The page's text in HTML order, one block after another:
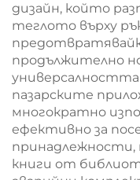
дизайн, който
теглото върху
продължително
универсалността
пазарските
многократно
ефективно за
принадлежности,
книги от